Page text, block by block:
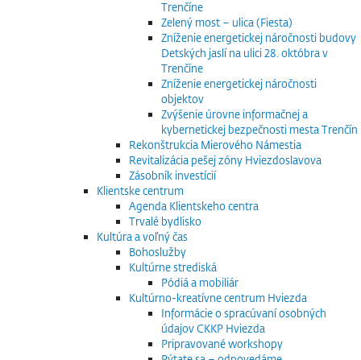
Trenčíne
Zelený most – ulica (Fiesta)
Zníženie energetickej náročnosti budovy
Detských jaslí na ulici 28. októbra v
Trenčíne
Zníženie energetickej náročnosti
objektov
Zvýšenie úrovne informačnej a
kybernetickej bezpečnosti mesta Trenčín
Rekonštrukcia Mierového Námestia
Revitalizácia pešej zóny Hviezdoslavova
Zásobník investícií
Klientske centrum
Agenda Klientskeho centra
Trvalé bydlisko
Kultúra a voľný čas
Bohoslužby
Kultúrne strediská
Pódiá a mobiliár
Kultúrno-kreatívne centrum Hviezda
Informácie o spracúvaní osobných
údajov CKKP Hviezda
Pripravované workshopy